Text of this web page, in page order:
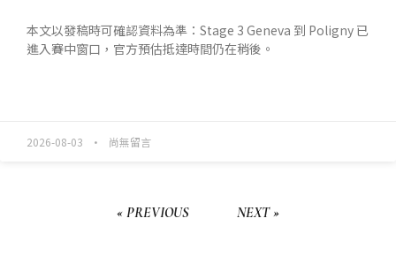
本文以發稿時可確認資料為準：Stage 3 Geneva 到 Poligny 已
進入賽中窗口，官方預估抵達時間仍在稍後。
2026-08-03 尚無留言
« PREVIOUS NEXT »